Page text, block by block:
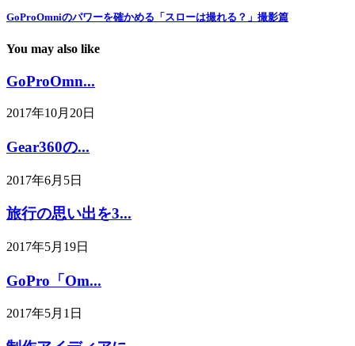
GoProOmniのパワーを確かめる「スローは撮れる？」撮影篇
You may also like
GoProOmn...
2017年10月20日
Gear360の...
2017年6月5日
旅行の思い出を3...
2017年5月19日
GoPro「Om...
2017年5月1日